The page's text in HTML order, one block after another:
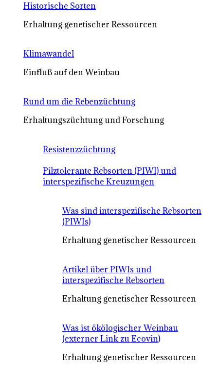
Historische Sorten
Erhaltung genetischer Ressourcen
Klimawandel
Einfluß auf den Weinbau
Rund um die Rebenzüchtung
Erhaltungszüchtung und Forschung
Resistenzzüchtung
Pilztolerante Rebsorten (PIWI) und
interspezifische Kreuzungen
Was sind interspezifische Rebsorten
(PIWIs)
Erhaltung genetischer Ressourcen
Artikel über PIWIs und
interspezifische Rebsorten
Erhaltung genetischer Ressourcen
Was ist ökölogischer Weinbau
(externer Link zu Ecovin)
Erhaltung genetischer Ressourcen